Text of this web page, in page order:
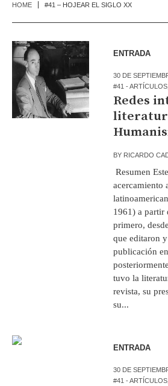
HOME #41 – HOJEAR EL SIGLO XX
ENTRADA
30 DE
#41 - ARTÍCULOS
Redes
BY RICARDO
Resumen
acercamiento
1961) a partir
primero,
que editaron
publicación
tuvo la
revista, su
su...
ENTRADA
30 DE
#41 - ARTÍCULOS